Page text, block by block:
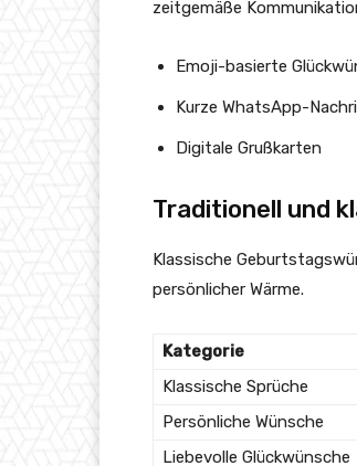
zeitgemäße
Emoji-basierte
Kurze WhatsApp-
Digitale Grußkarten
Traditionell und
Klassische
persönlicher Wärme.
Kategorie
Klassische Sprüche
Persönliche Wünsche
Liebevolle Glückwünsche